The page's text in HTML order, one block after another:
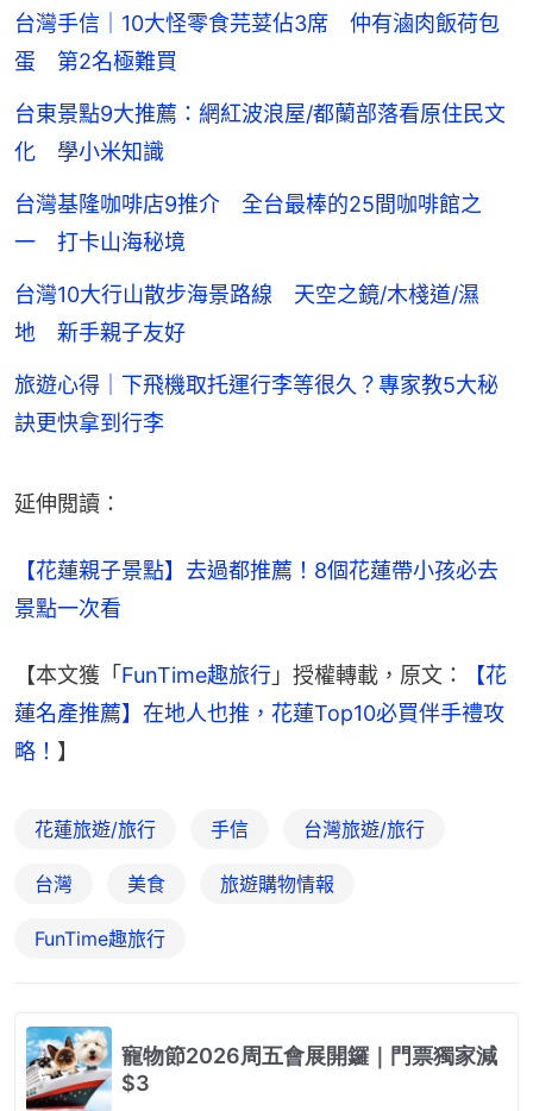
台灣手信｜10大怪零食芫荽佔3席 仲有滷肉飯荷包
蛋 第2名極難買
台東景點9大推薦：網紅波浪屋/都蘭部落看原住民文
化 學小米知識
台灣基隆咖啡店9推介 全台最棒的25間咖啡館之
一 打卡山海秘境
台灣10大行山散步海景路線 天空之鏡/木棧道/濕
地 新手親子友好
旅遊心得｜下飛機取托運行李等很久？專家教5大秘
訣更快拿到行李
延伸閲讀：
【花蓮親子景點】去過都推薦！8個花蓮帶小孩必去
景點一次看
【本文獲「FunTime趣旅行 」授權轉載，原文：
【花
蓮名產推薦】在地人也推，花蓮Top10必買伴手禮攻
略！ 】
花蓮旅遊/旅行 手信 台灣旅遊/旅行
台灣 美食 旅遊購物情報
FunTime趣旅行